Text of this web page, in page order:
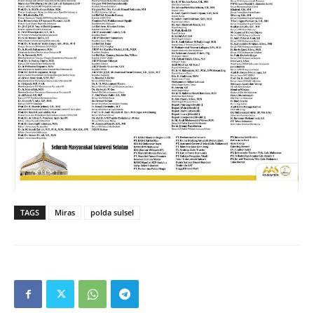
TAGS Miras polda sulsel